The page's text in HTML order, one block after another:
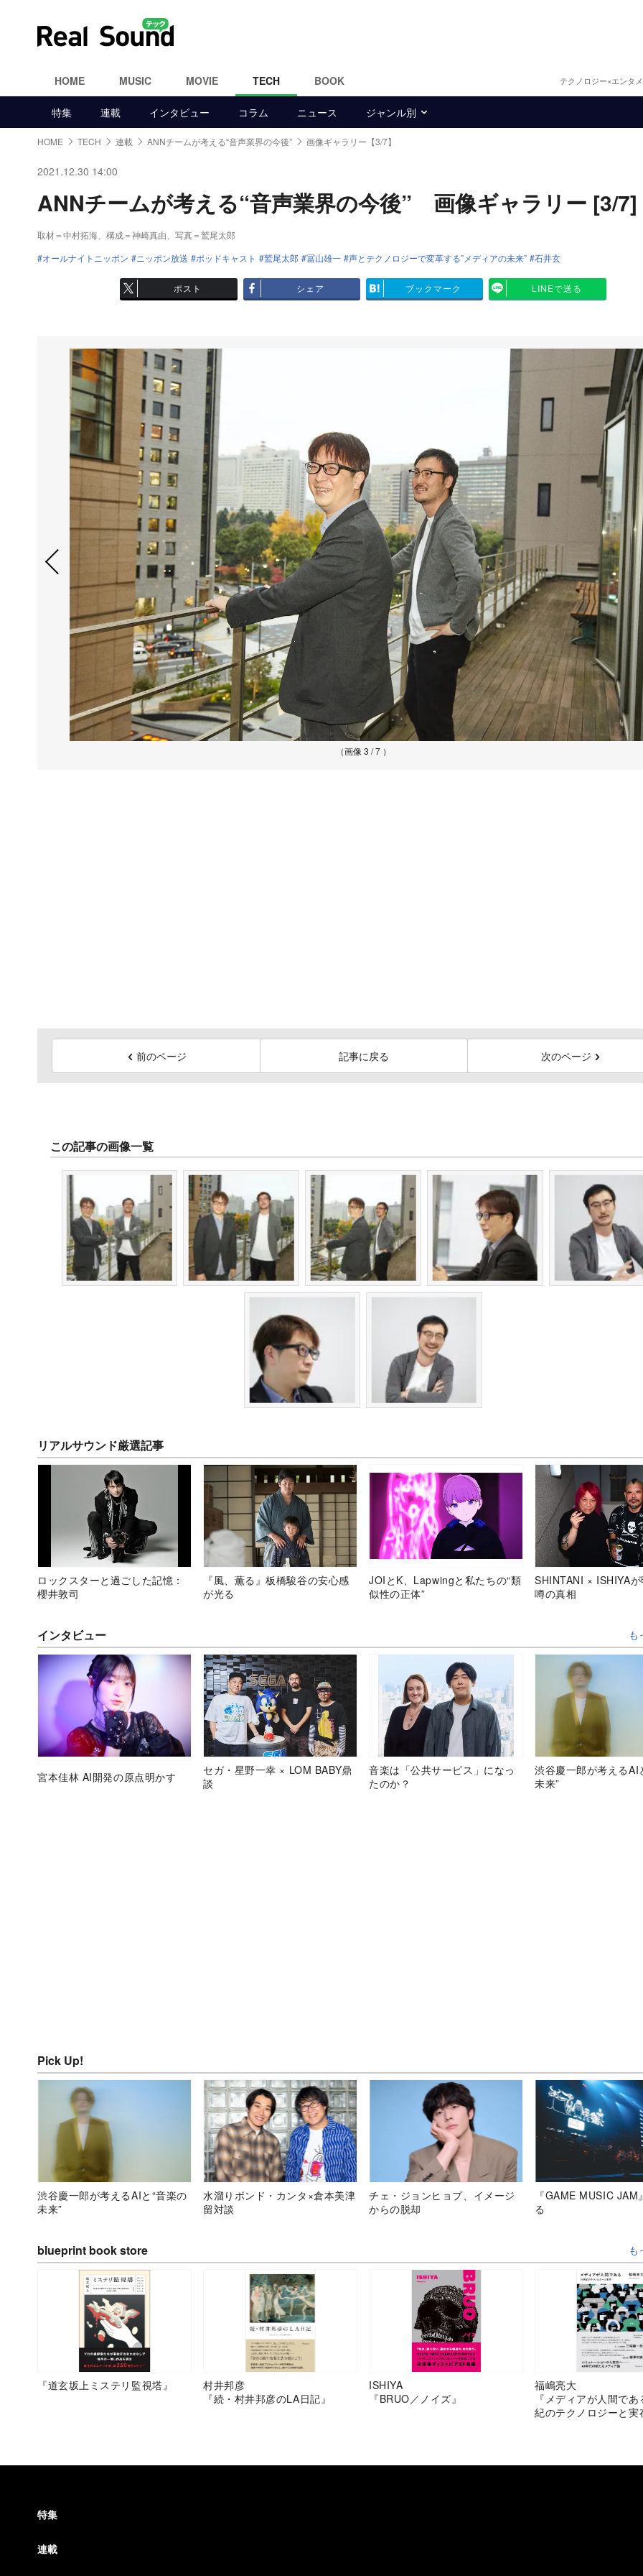
HOME MUSIC MOVIE TECH BOOK テクノロジー×エンタ
特集 連載 インタビュー コラム ニュース ジャンル別
HOME TECH 連載 ANNチームが考える“音声業界の今後” 画像ギャラリー【3/7】
2021.12.30 14:00
ANNチームが考える“音声業界の今後” 画像ギャラリー [3/7]
取材＝中村拓海、構成＝神崎真由、写真＝鷲尾太郎
オールナイトニッポン
ニッポン放送 ポッドキャスト 鷲尾太郎 冨山雄一 声とテクノロジーで変革する”メディアの未来” 石井玄
ポスト シェア ブックマーク LINEで送る
（画像 3 / 7 ）
前のページ 記事に戻る 次のページ
この記事の画像一覧
リアルサウンド厳選記事
ロックスターと過ごした記憶：
櫻井敦司
『風、薫る』板橋駿谷の安心感
が光る
JOIとK、Lapwingと私たちの“類
似性の正体”
SHINTANI × ISHIYA
噂の真相
インタビュー も
宮本佳林 AI開発の原点明かす
セガ・星野一幸 × LOM BABY鼎
談
音楽は「公共サービス」になっ
たのか？
渋谷慶一郎が考えるAI
未来”
Pick Up!
渋谷慶一郎が考えるAIと“音楽の
未来”
水溜りボンド・カンタ×倉本美津
留対談
チェ・ジョンヒョプ、イメージ
からの脱却
『GAME MUSIC JAM
る
blueprint book store も
『道玄坂上ミステリ監視塔』
村井邦彦
『続・村井邦彦のLA日記』
ISHIYA
『BRUO／ノイズ』
福嶋亮大
『メディアが人間で
紀のテクノロジーと実
特集
連載